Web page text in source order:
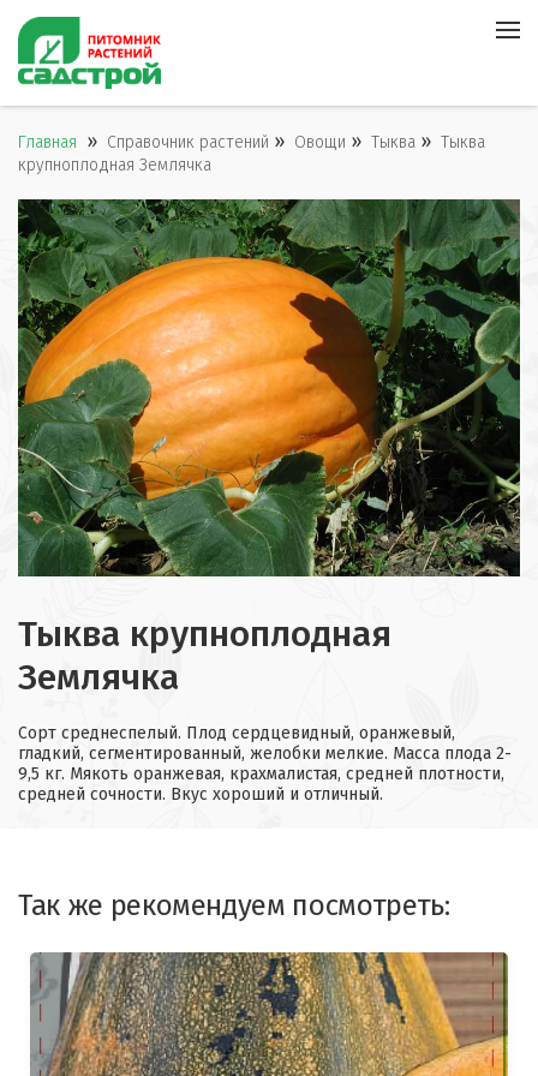
Главная » Справочник растений » Овощи » Тыква » Тыква
крупноплодная Землячка
Тыква крупноплодная
Землячка
Cорт среднеспелый. Плод сердцевидный, оранжевый,
гладкий, сегментированный, желобки мелкие. Масса плода 2-
9,5 кг. Мякоть оранжевая, крахмалистая, средней плотности,
средней сочности. Вкус хороший и отличный.
Так же рекомендуем посмотреть: